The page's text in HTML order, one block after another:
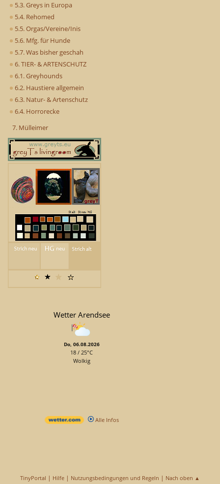
5.3. Greys in Europa
5.4. Rehomed
5.5. Orgas/Vereine/Inis
5.6. Mfg. für Hunde
5.7. Was bisher geschah
6. TIER- & ARTENSCHUTZ
6.1. Greyhounds
6.2. Haustiere allgemein
6.3. Natur- & Artenschutz
6.4. Horrorecke
7. Mülleimer
Wetter Arendsee
Do, 06.08.2026
18 / 25°C
Wolkig
Alle Infos
TinyPortal | Hilfe | Nutzungsbedingungen und Regeln | Nach oben ▲